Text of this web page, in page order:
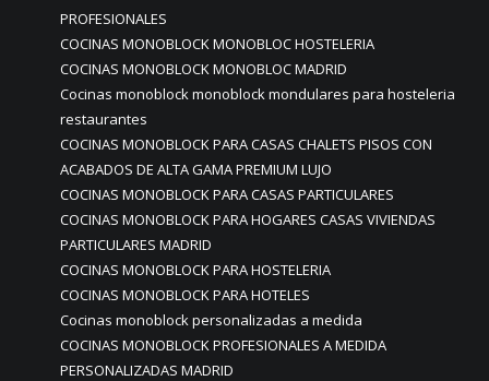
PROFESIONALES
COCINAS MONOBLOCK MONOBLOC HOSTELERIA
COCINAS MONOBLOCK MONOBLOC MADRID
Cocinas monoblock monoblock mondulares para hosteleria
restaurantes
COCINAS MONOBLOCK PARA CASAS CHALETS PISOS CON
ACABADOS DE ALTA GAMA PREMIUM LUJO
COCINAS MONOBLOCK PARA CASAS PARTICULARES
COCINAS MONOBLOCK PARA HOGARES CASAS VIVIENDAS
PARTICULARES MADRID
COCINAS MONOBLOCK PARA HOSTELERIA
COCINAS MONOBLOCK PARA HOTELES
Cocinas monoblock personalizadas a medida
COCINAS MONOBLOCK PROFESIONALES A MEDIDA
PERSONALIZADAS MADRID